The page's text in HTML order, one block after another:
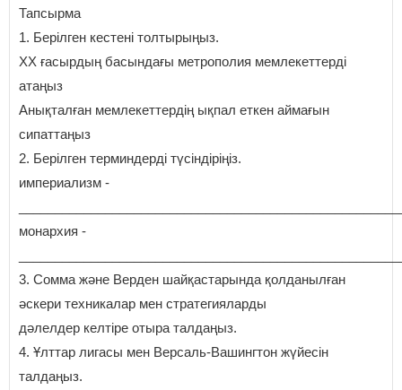
Тапсырма
1. Берілген кестені толтырыңыз.
ХХ ғасырдың басындағы метрополия мемлекеттерді
атаңыз
Анықталған мемлекеттердің ықпал еткен аймағын
сипаттаңыз
2. Берілген терминдерді түсіндіріңіз.
империализм -
монархия -
3. Сомма және Верден шайқастарында қолданылған
әскери техникалар мен стратегияларды
дәлелдер келтіре отыра талдаңыз.
4. Ұлттар лигасы мен Версаль-Вашингтон жүйесін
талдаңыз.